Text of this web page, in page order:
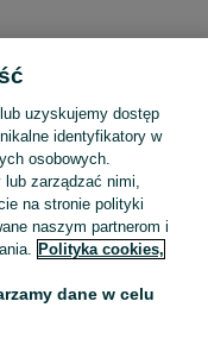
Lovol 2.8t
sierpnia 2026
uzyskujemy dostęp
identyfikatory w
osobowych.
zarządzać nimi,
na stronie polityki
naszym partnerom i
Polityka cookies,
dane w celu